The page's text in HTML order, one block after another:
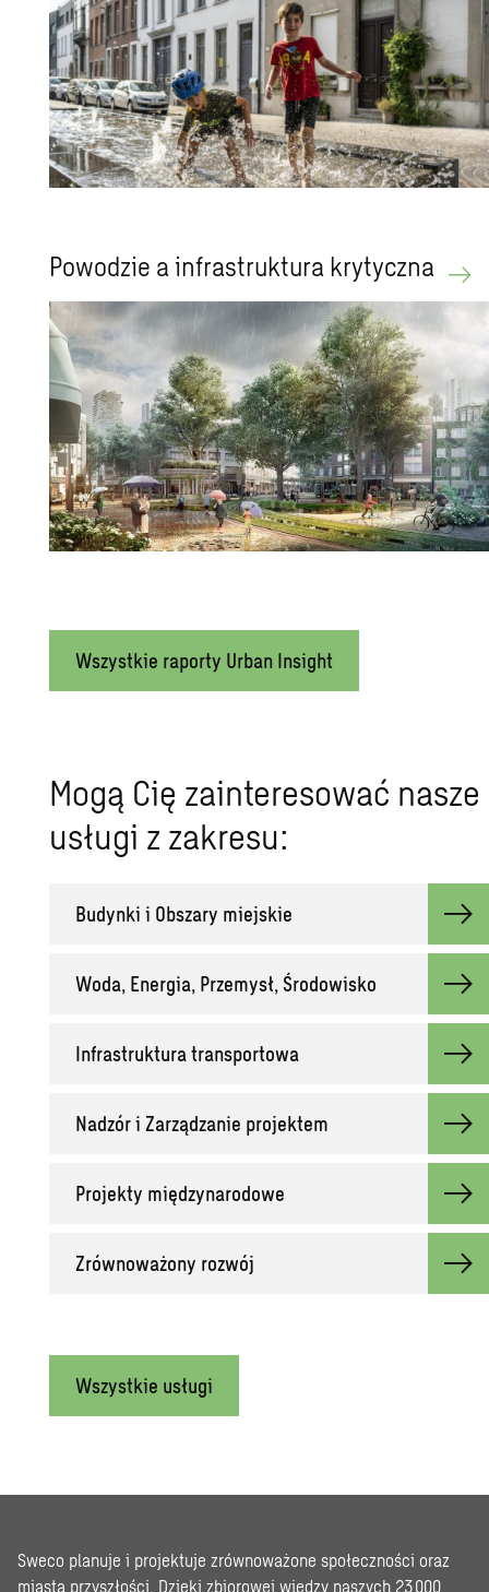
Powodzie a infrastruktura krytyczna
Wszystkie raporty Urban Insight
Mogą Cię zainteresować nasze
usługi z zakresu:
Budynki i Obszary miejskie
Woda, Energia, Przemysł, Środowisko
Infrastruktura transportowa
Nadzór i Zarządzanie projektem
Projekty międzynarodowe
Zrównoważony rozwój
Wszystkie usługi
Sweco planuje i projektuje zrównoważone społeczności oraz
miasta przyszłości. Dzięki zbiorowej wiedzy naszych 23 000